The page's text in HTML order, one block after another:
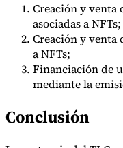
Creación y venta
asociadas a NFTs;
Creación y venta
a NFTs;
Financiación de
mediante la
Conclusión